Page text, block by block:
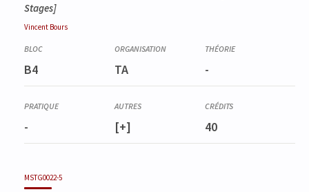
Stages]
Vincent Bours
B4 TA -
- [+] 40
MSTG0022-5